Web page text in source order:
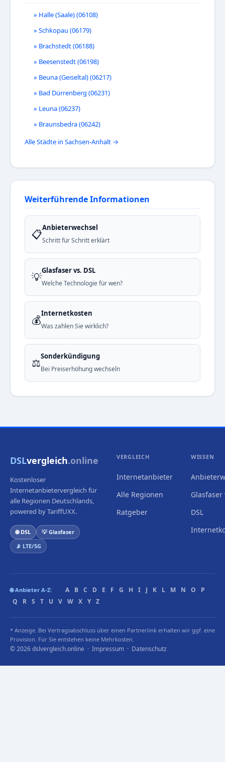
» Halle (Saale) (06108)
» Schkopau (06179)
» Brachstedt (06188)
» Beesenstedt (06198)
» Beuna (Geiseltal) (06217)
» Bad Dürrenberg (06231)
» Leuna (06237)
» Braunsbedra (06242)
Alle Städte in Sachsen-Anhalt →
Weiterführende Informationen
📋Anbieterwechsel
Schritt für Schritt erklärt
💡Glasfaser vs. DSL
Welche Technologie für wen?
💰Internetkosten
Was zahlen Sie wirklich?
⚖️Sonderkündigung
Bei Preiserhöhung wechseln
DSLvergleich.online
Kostenloser
Internetanbietervergleich für
alle Regionen Deutschlands,
powered by TariffUXX.
🌐 DSL
💡 Glasfaser
📡 LTE/5G
VERGLEICH
Internetanbieter
Alle Regionen
Ratgeber
WISSEN
Glasfaser
DSL
🌐 Anbieter A-Z: A B C D E F G H I J K L M N O
P
Q
R S T U V W X Y Z
* Anzeige. Bei Vertragsabschluss über einen Partnerlink erhalten wir ggf. eine
Provision. Für Sie entstehen keine Mehrkosten.
© 2026 dslvergleich.online · Impressum · Datenschutz